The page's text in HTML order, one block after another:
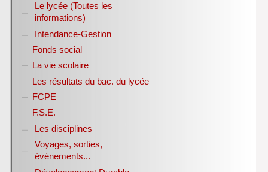
Le lycée (Toutes les
informations)
RENTREE 2026-2027
Stage des élèves de seconde
Intendance-Gestion
Restauration scolaire
Bourses nationales
Année scolaire 2017-2018
Année scolaire 2018-2019
Année scolaire 2019-2020
Fonds social
La vie scolaire
Les résultats du bac. du lycée
FCPE
F.S.E.
Les disciplines
Allemand
Anglais
Sciences Economiques et Sociales
Voyages, sorties,
événements...